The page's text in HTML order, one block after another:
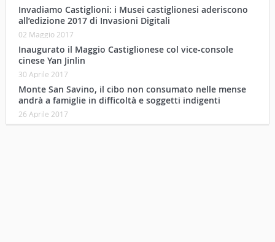
Invadiamo Castiglioni: i Musei castiglionesi aderiscono
all’edizione 2017 di Invasioni Digitali
02 Maggio 2017
Inaugurato il Maggio Castiglionese col vice-console
cinese Yan Jinlin
30 Aprile 2017
Monte San Savino, il cibo non consumato nelle mense
andrà a famiglie in difficoltà e soggetti indigenti
26 Aprile 2017